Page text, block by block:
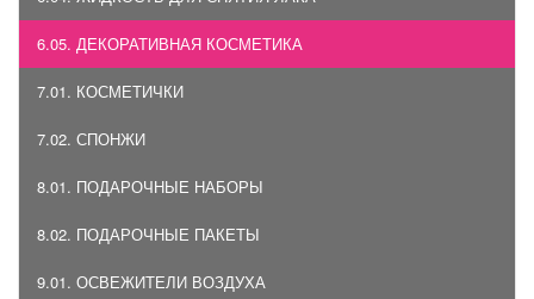
6.05. ДЕКОРАТИВНАЯ КОСМЕТИКА
7.01. КОСМЕТИЧКИ
7.02. СПОНЖИ
8.01. ПОДАРОЧНЫЕ НАБОРЫ
8.02. ПОДАРОЧНЫЕ ПАКЕТЫ
9.01. ОСВЕЖИТЕЛИ ВОЗДУХА